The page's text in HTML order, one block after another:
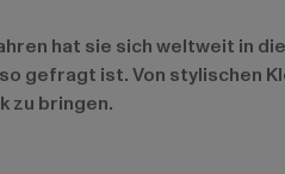
hat sie sich weltweit in
gefragt ist. Von stylischen
zu bringen.